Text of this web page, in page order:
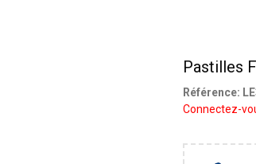
Pastilles
Référence:
Connectez-